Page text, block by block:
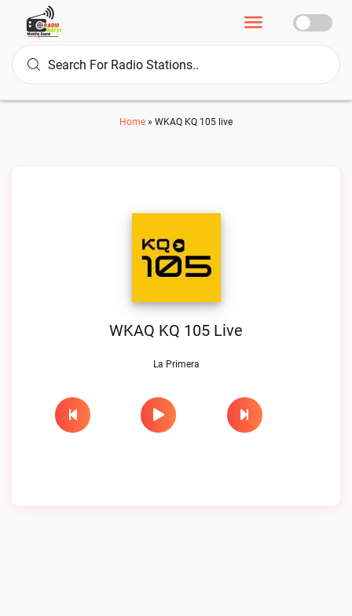
Home » WKAQ KQ 105 live
WKAQ KQ 105 Live
La Primera